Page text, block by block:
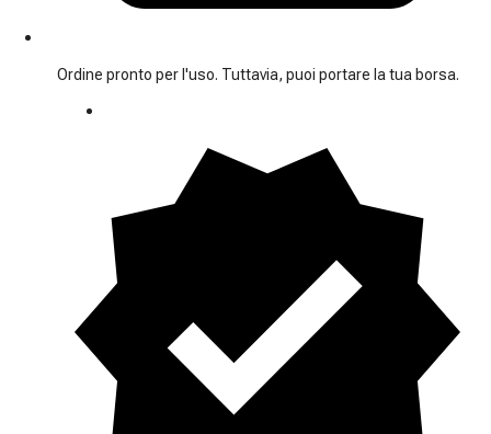
Ordine pronto per l'uso. Tuttavia, puoi portare la tua borsa.